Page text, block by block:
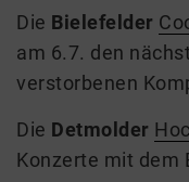
Die Biel efelder
am 6.7. den
verstorbenen
Die Detmolder
Konzerte mit dem